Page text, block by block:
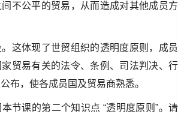
不公平的贸易，从而造成对其他成员方
这体现了世贸组织的透明度原则，成员
贸易有关的法令、条例、司法判决、行
布，使各成员国及贸易商熟悉。
节课的第二个知识点 “透明度原则”。请